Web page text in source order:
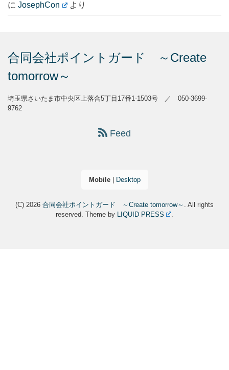
に JosephCon より
合同会社ポイントガード ～Create
tomorrow～
埼玉県さいたま市中央区上落合5丁目17番1-1503号 ／ 050-3699-
9762
Feed
Mobile| Desktop
(C) 2026 合同会社ポイントガード ～Create tomorrow～ . All rights
reserved.Theme by LIQUID PRESS .